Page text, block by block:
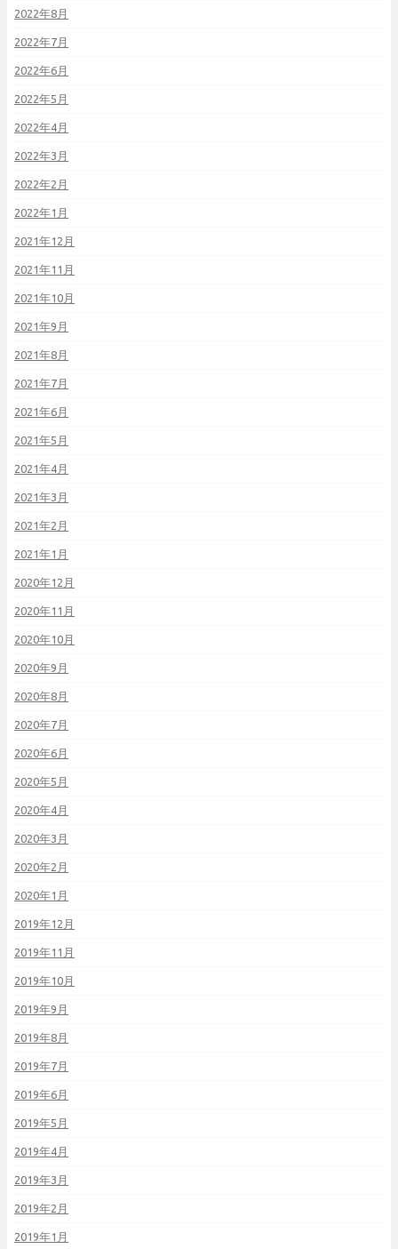
2022年8月
2022年7月
2022年6月
2022年5月
2022年4月
2022年3月
2022年2月
2022年1月
2021年12月
2021年11月
2021年10月
2021年9月
2021年8月
2021年7月
2021年6月
2021年5月
2021年4月
2021年3月
2021年2月
2021年1月
2020年12月
2020年11月
2020年10月
2020年9月
2020年8月
2020年7月
2020年6月
2020年5月
2020年4月
2020年3月
2020年2月
2020年1月
2019年12月
2019年11月
2019年10月
2019年9月
2019年8月
2019年7月
2019年6月
2019年5月
2019年4月
2019年3月
2019年2月
2019年1月